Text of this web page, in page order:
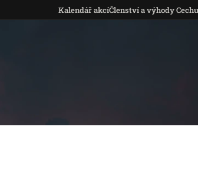
Kalendář akcíČlenství a výhody Cechu